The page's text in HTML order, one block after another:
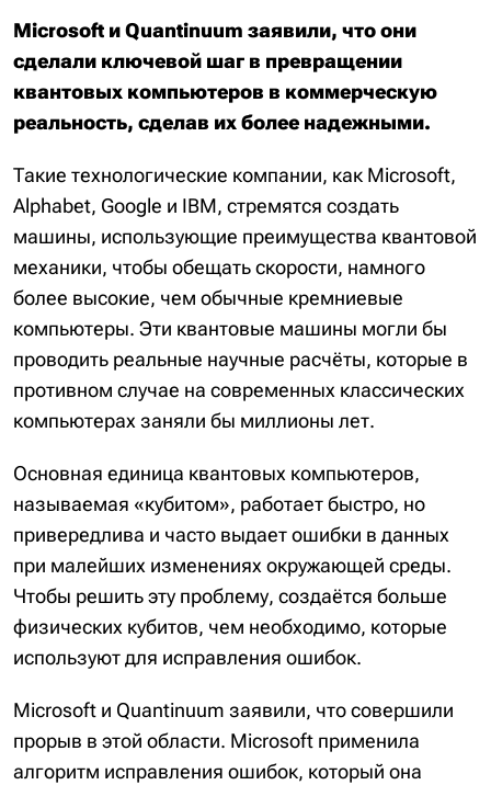
Microsoft и Quantinuum заявили, что они
сделали ключевой шаг в превращении
квантовых компьютеров в коммерческую
реальность, сделав их более надежными.
Такие технологические компании, как Microsoft,
Alphabet, Google и IBM, стремятся создать
машины, использующие преимущества квантовой
механики, чтобы обещать скорости, намного
более высокие, чем обычные кремниевые
компьютеры. Эти квантовые машины могли бы
проводить реальные научные расчёты, которые в
противном случае на современных классических
компьютерах заняли бы миллионы лет.
Основная единица квантовых компьютеров,
называемая «кубитом», работает быстро, но
привередлива и часто выдает ошибки в данных
при малейших изменениях окружающей среды.
Чтобы решить эту проблему, создаётся больше
физических кубитов, чем необходимо, которые
используют для исправления ошибок.
Microsoft и Quantinuum заявили, что совершили
прорыв в этой области. Microsoft применила
алгоритм исправления ошибок, который она